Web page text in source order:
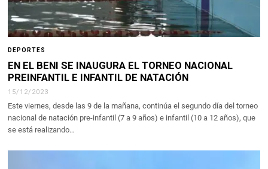
DEPORTES
EN EL BENI SE INAUGURA EL TORNEO NACIONAL
PREINFANTIL E INFANTIL DE NATACIÓN
15/12/2023
Este viernes, desde las 9 de la mañana, continúa el segundo día del torneo
nacional de natación pre-infantil (7 a 9 años) e infantil (10 a 12 años), que
se está realizando…